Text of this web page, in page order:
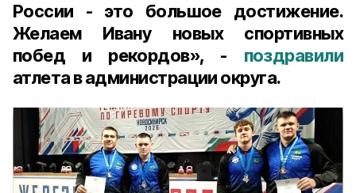
России - это большое достижение.
Желаем Ивану новых спортивных
побед и рекордов», - поздравили
атлета в администрации округа.